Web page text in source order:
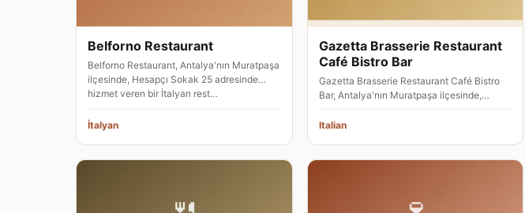
Belforno Restaurant
Belforno Restaurant, Antalya'nın Muratpaşa
ilçesinde, Hesapçı Sokak 25 adresinde
hizmet veren bir İtalyan rest…
İtalyan
Gazetta Brasserie Restaurant
Café Bistro Bar
Gazetta Brasserie Restaurant Café Bistro
Bar, Antalya'nın Muratpaşa ilçesinde,
Hesapçı Sokak 32 numarada hizme…
Italian